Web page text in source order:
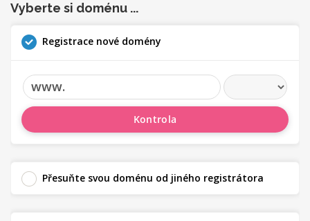
Vyberte si doménu ...
Registrace nové domény
www.
Kontrola
Přesuňte svou doménu od jiného registrátora